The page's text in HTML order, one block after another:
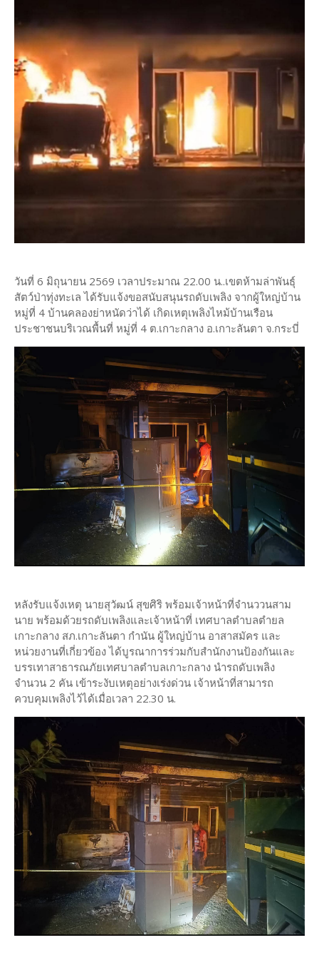
วันที่ 6 มิถุนายน 2569 เวลาประมาณ 22.00 น..เขตห้ามล่าพันธุ์
สัตว์ป่าทุ่งทะเล ได้รับแจ้งขอสนับสนุนรถดับเพลิง จากผู้ใหญ่บ้าน
หมู่ที่ 4 บ้านคลองย่าหนัดว่าได้ เกิดเหตุเพลิงไหม้บ้านเรือน
ประชาชนบริเวณพื้นที่ หมู่ที่ 4 ต.เกาะกลาง อ.เกาะลันตา จ.กระบี่
หลังรับแจ้งเหตุ นายสุวัฒน์ สุขศิริ พร้อมเจ้าหน้าที่จำนววนสาม
นาย พร้อมด้วยรถดับเพลิงและเจ้าหน้าที่ เทศบาลตำบลตำยล
เกาะกลาง สภ.เกาะลันตา กำนัน ผู้ใหญ่บ้าน อาสาสมัคร และ
หน่วยงานที่เกี่ยวข้อง ได้บูรณาการร่วมกับสำนักงานป้องกันและ
บรรเทาสาธารณภัยเทศบาลตำบลเกาะกลาง นำรถดับเพลิง
จำนวน 2 คัน เข้าระงับเหตุอย่างเร่งด่วน เจ้าหน้าที่สามารถ
ควบคุมเพลิงไว้ได้เมื่อเวลา 22.30 น.